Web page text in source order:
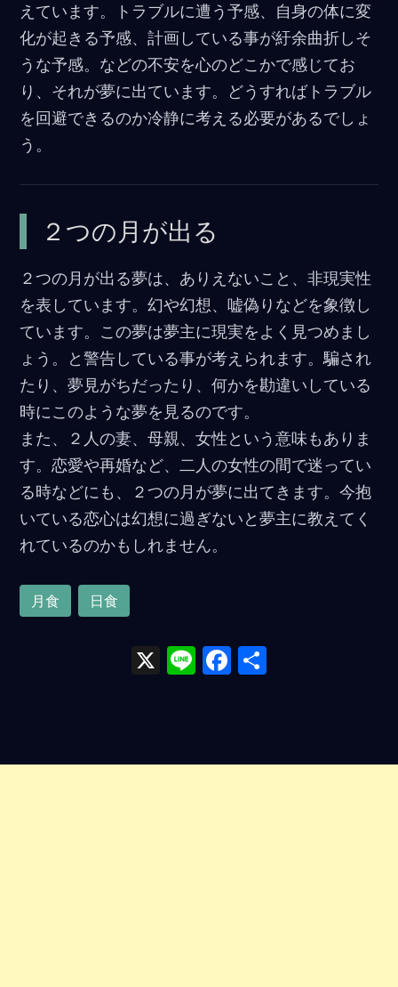
えています。トラブルに遭う予感、自身の体に変
化が起きる予感、計画している事が紆余曲折しそ
うな予感。などの不安を心のどこかで感じてお
り、それが夢に出ています。どうすればトラブル
を回避できるのか冷静に考える必要があるでしょ
う。
２つの月が出る
２つの月が出る夢は、ありえないこと、非現実性
を表しています。幻や幻想、嘘偽りなどを象徴し
ています。この夢は夢主に現実をよく見つめまし
ょう。と警告している事が考えられます。騙され
たり、夢見がちだったり、何かを勘違いしている
時にこのような夢を見るのです。
また、２人の妻、母親、女性という意味もありま
す。恋愛や再婚など、二人の女性の間で迷ってい
る時などにも、２つの月が夢に出てきます。今抱
いている恋心は幻想に過ぎないと夢主に教えてく
れているのかもしれません。
月食 日食
X Li F
o